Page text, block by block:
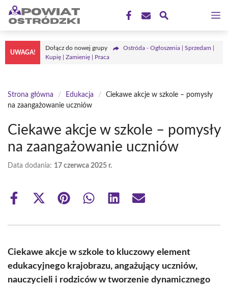
Przejdź
treści
UWAGA!
Dołącz do nowej grupy
Ostróda - Ogłoszenia | Sprzedam |
Kupię | Zamienię | Praca
Strona główna / Edukacja /
Ciekawe akcje w szkole – pomysły
na zaangażowanie uczniów
Ciekawe akcje w szkole – pomysły
na zaangażowanie uczniów
Data dodania: 17 czerwca 2025 r.
Share
Share
(Twitter)
Share Share Share Share
Ciekawe akcje w szkole to kluczowy element
edukacyjnego krajobrazu, angażujący uczniów,
nauczycieli i rodziców w tworzenie dynamicznego